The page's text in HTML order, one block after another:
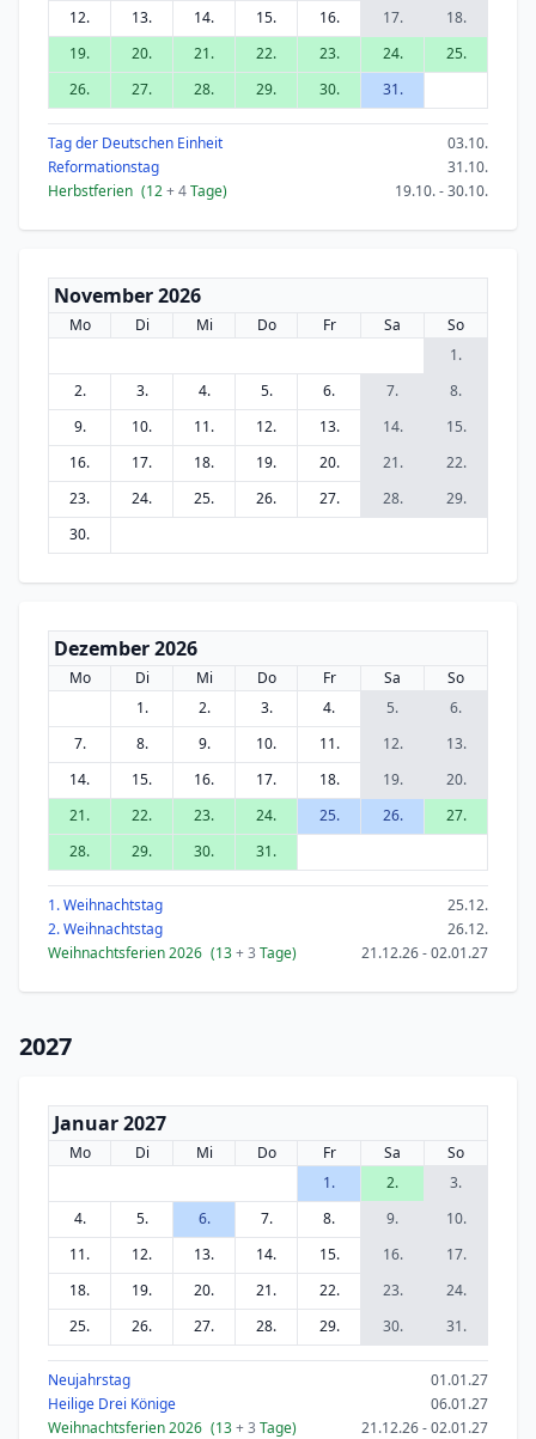
12.
13. 14. 15. 16. 17.
18.
19.
20. 21. 22. 23. 24.
25.
26.
27. 28. 29. 30. 31.
Tag der Deutschen Einheit
03.10.
Reformationstag
31.10.
Herbstferien (12+ 4Tage) 19.10. - 30.10.
November 2026
Mo Di Mi Do Fr Sa
So
1.
2.
3. 4. 5. 6. 7.
8.
9.
10. 11. 12. 13. 14.
15.
16.
17. 18. 19. 20. 21.
22.
23.
24. 25. 26. 27. 28.
29.
30.
Dezember 2026
Mo Di Mi Do Fr Sa
So
1.
2. 3. 4. 5.
6.
7.
8. 9. 10. 11. 12.
13.
14.
15. 16. 17. 18. 19.
20.
21.
22. 23. 24. 25. 26.
27.
28.
29. 30. 31.
1. Weihnachtstag
25.12.
2. Weihnachtstag
26.12.
Weihnachtsferien 2026 (13+ 3 Tage) 21.12.26 - 02.01.27
2027
Januar 2027
Mo Di Mi Do Fr Sa
So
1.
2.
3.
4.
5. 6. 7. 8. 9.
10.
11.
12. 13. 14. 15. 16.
17.
18.
19. 20. 21. 22. 23.
24.
25.
26. 27. 28. 29. 30. 31.
Neujahrstag
01.01.27
Heilige Drei Könige
06.01.27
Weihnachtsferien 2026 (13+ 3 Tage) 21.12.26 - 02.01.27